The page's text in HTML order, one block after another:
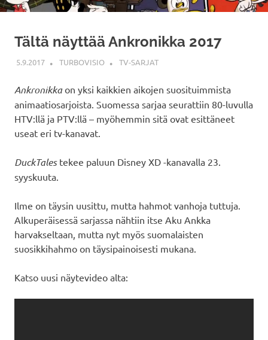
Tältä näyttää Ankronikka 2017
5.9.2017 TURBOVISIO TV-SARJAT
Ankronikkaon yksi kaikkien aikojen suosituimmista
animaatiosarjoista. Suomessa sarjaa seurattiin 80-luvulla
HTV:llä ja PTV:llä – myöhemmin sitä ovat esittäneet
useat eri tv-kanavat.
DuckTalestekee paluun Disney XD -kanavalla 23.
syyskuuta.
Ilme on täysin uusittu, mutta hahmot vanhoja tuttuja.
Alkuperäisessä sarjassa nähtiin itse Aku Ankka
harvakseltaan, mutta nyt myös suomalaisten
suosikkihahmo on täysipainoisesti mukana.
Katso uusi näytevideo alta: